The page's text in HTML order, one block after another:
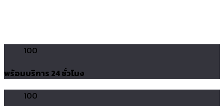
100
พร้อมบริการ 24 ชั่วโมง
100